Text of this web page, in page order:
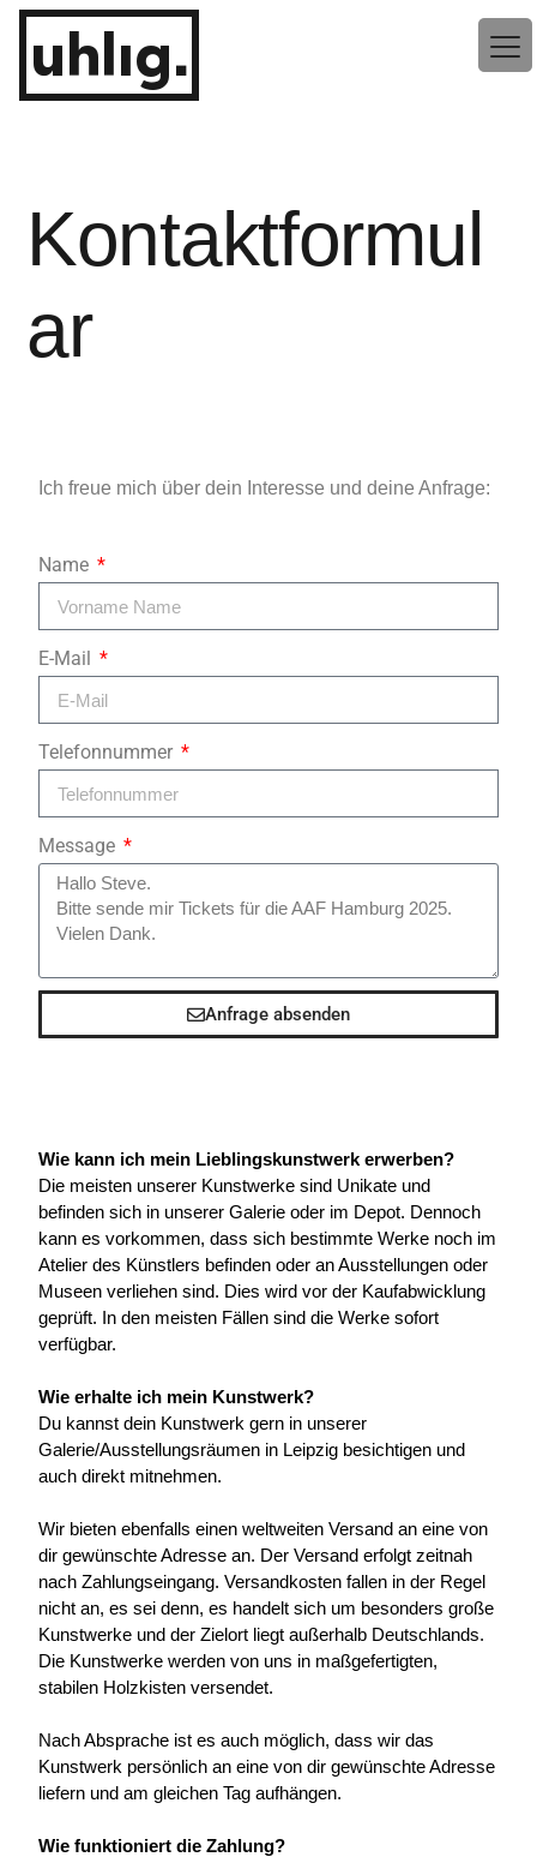
uhlig.
Kontaktformul
ar
Ich freue mich über dein Interesse und deine Anfrage:
Name
E-Mail
Telefonnummer
Message
Anfrage absenden
Wie kann ich mein Lieblingskunstwerk erwerben?
Die meisten unserer Kunstwerke sind Unikate und
befinden sich in unserer Galerie oder im Depot. Dennoch
kann es vorkommen, dass sich bestimmte Werke noch im
Atelier des Künstlers befinden oder an Ausstellungen oder
Museen verliehen sind. Dies wird vor der Kaufabwicklung
geprüft. In den meisten Fällen sind die Werke sofort
verfügbar.
Wie erhalte ich mein Kunstwerk?
Du kannst dein Kunstwerk gern in unserer
Galerie/Ausstellungsräumen in Leipzig besichtigen und
auch direkt mitnehmen.
Wir bieten ebenfalls einen weltweiten Versand an eine von
dir gewünschte Adresse an. Der Versand erfolgt zeitnah
nach Zahlungseingang. Versandkosten fallen in der Regel
nicht an, es sei denn, es handelt sich um besonders große
Kunstwerke und der Zielort liegt außerhalb Deutschlands.
Die Kunstwerke werden von uns in maßgefertigten,
stabilen Holzkisten versendet.
Nach Absprache ist es auch möglich, dass wir das
Kunstwerk persönlich an eine von dir gewünschte Adresse
liefern und am gleichen Tag aufhängen.
Wie funktioniert die Zahlung?